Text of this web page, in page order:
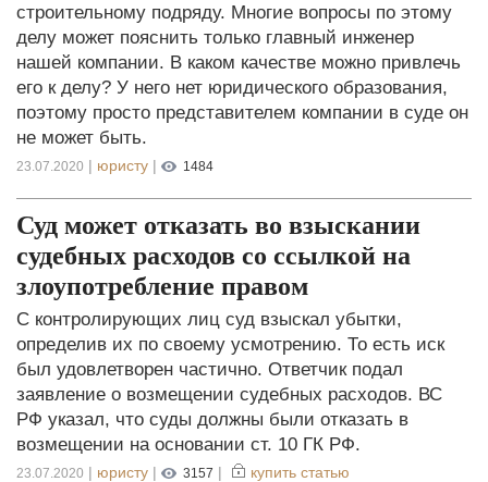
строительному подряду. Многие вопросы по этому
делу может пояснить только главный инженер
нашей компании. В каком качестве можно привлечь
его к делу? У него нет юридического образования,
поэтому просто представителем компании в суде он
не может быть.
23.07.2020 | юристу | 1484
Суд может отказать во взыскании
судебных расходов со ссылкой на
злоупотребление правом
С контролирующих лиц суд взыскал убытки,
определив их по своему усмотрению. То есть иск
был удовлетворен частично. Ответчик подал
заявление о возмещении судебных расходов. ВС
РФ указал, что суды должны были отказать в
возмещении на основании ст. 10 ГК РФ.
23.07.2020 | юристу | 3157 |
купить статью